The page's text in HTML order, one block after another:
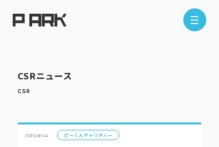
店舗情報
埼玉エリア
CSRニュース
2019.06.04 ピーくんチャリティー